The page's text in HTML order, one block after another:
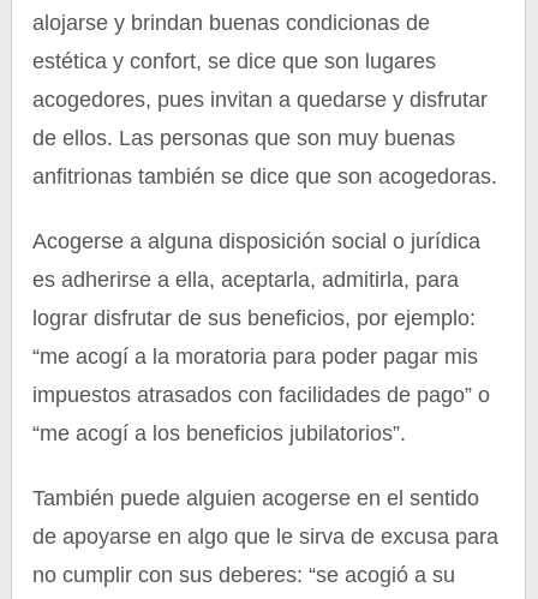
alojarse y brindan buenas condicionas de
estética y confort, se dice que son lugares
acogedores, pues invitan a quedarse y disfrutar
de ellos. Las personas que son muy buenas
anfitrionas también se dice que son acogedoras.
Acogerse a alguna disposición social o jurídica
es adherirse a ella, aceptarla, admitirla, para
lograr disfrutar de sus beneficios, por ejemplo:
“me acogí a la moratoria para poder pagar mis
impuestos atrasados con facilidades de pago” o
“me acogí a los beneficios jubilatorios”.
También puede alguien acogerse en el sentido
de apoyarse en algo que le sirva de excusa para
no cumplir con sus deberes: “se acogió a su